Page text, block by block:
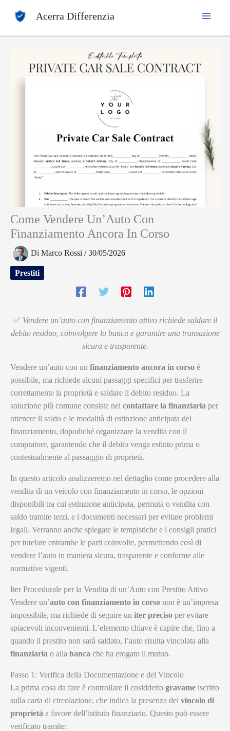
Acerra Differenzia
Come Vendere Un’Auto Con
Finanziamento Ancora In Corso
Di Marco Rossi /30/05/2026
Prestiti
✅ Vendere un’auto con finanziamento attivo richiede saldare il
debito residuo, coinvolgere la banca e garantire una transazione
sicura e trasparente.
Vendere un’auto con un finanziamento ancora in corso è
possibile, ma richiede alcuni passaggi specifici per trasferire
correttamente la proprietà e saldare il debito residuo. La
soluzione più comune consiste nel contattare la finanziaria per
ottenere il saldo e le modalità di estinzione anticipata del
finanziamento, dopodiché organizzare la vendita con il
compratore, garantendo che il debito venga estinto prima o
contestualmente al passaggio di proprietà.
In questo articolo analizzeremo nel dettaglio come procedere alla
vendita di un veicolo con finanziamento in corso, le opzioni
disponibili tra cui estinzione anticipata, permuta o vendita con
saldo tramite terzi, e i documenti necessari per evitare problemi
legali. Verranno anche spiegate le tempistiche e i consigli pratici
per tutelare entrambe le parti coinvolte, permettendo così di
vendere l’auto in maniera sicura, trasparente e conforme alle
normative vigenti.
Iter Procedurale per la Vendita di un’Auto con Prestito Attivo
Vendere un’auto con finanziamento in corso non è un’impresa
impossibile, ma richiede di seguire un iter preciso per evitare
spiacevoli inconvenienti. L’elemento chiave è capire che, fino a
quando il prestito non sarà saldato, l’auto risulta vincolata alla
finanziaria o alla banca che ha erogato il mutuo.
Passo 1: Verifica della Documentazione e del Vincolo
La prima cosa da fare è controllare il cosiddetto gravame iscritto
sulla carta di circolazione, che indica la presenza del vincolo di
proprietà a favore dell’istituto finanziario. Questo può essere
verificato tramite: